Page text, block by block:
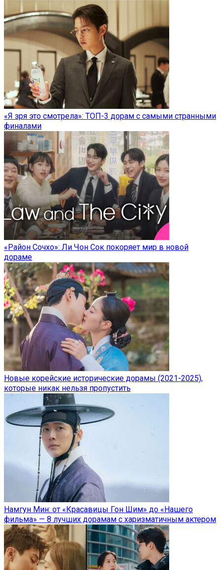
«Я зря это смотрела»: ТОП-3 дорам с самыми странными
финалами
«Район Сочхо»: Ли Чон Сок покоряет мир в новой
дораме
Новые корейские исторические дорамы (2021-2025),
которые никак нельзя пропустить
Намгун Мин: от «Красавицы Гон Шим» до «Нашего
фильма» — 8 лучших дорамам с харизматичным актером